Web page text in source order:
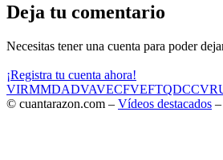
Deja tu comentario
Necesitas tener una cuenta para poder
¡Registra tu cuenta ahora!
VIRMMDADVAVECFVEFTQDCC
© cuantarazon.com – Vídeos destacados –